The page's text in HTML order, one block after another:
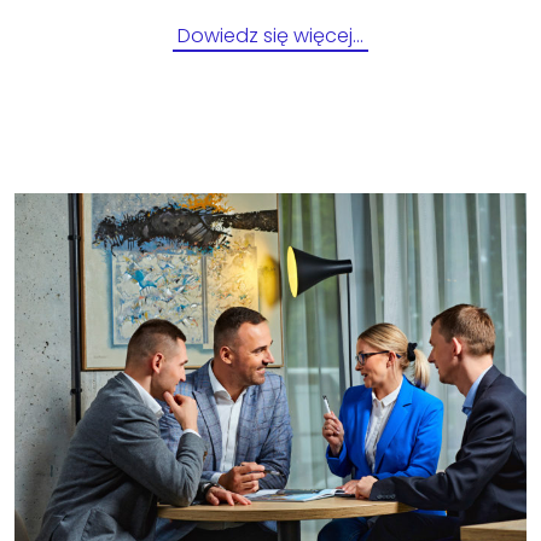
Dowiedz się więcej…